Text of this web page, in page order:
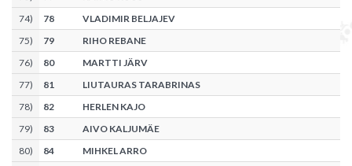
74) 78
VLADIMIR BELJAJEV
75) 79
RIHO REBANE
76) 80
MARTTI JÄRV
77) 81
LIUTAURAS TARABRINAS
78) 82
HERLEN KAJO
79) 83
AIVO KALJUMÄE
80) 84
MIHKEL ARRO